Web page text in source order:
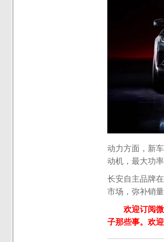
动力方面，新
动机，最大功
长安自主品牌
市场，弥补销
欢迎订阅
子那些事。欢